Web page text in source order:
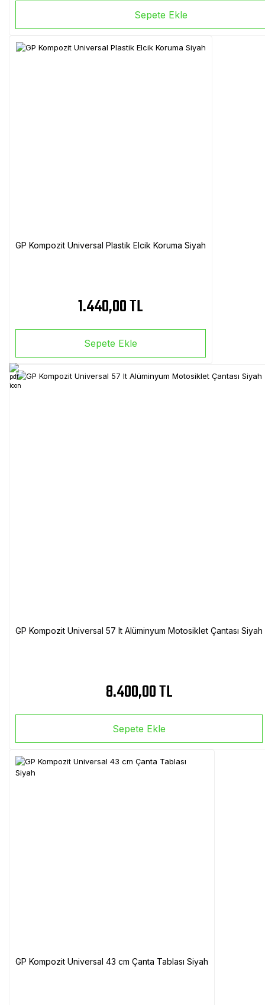
Sepete Ekle
GP Kompozit Universal Plastik Elcik Koruma Siyah
1.440,00 TL
Sepete Ekle
GP Kompozit Universal 57 lt Alüminyum Motosiklet Çantası Siyah
8.400,00 TL
Sepete Ekle
GP Kompozit Universal 43 cm Çanta Tablası Siyah